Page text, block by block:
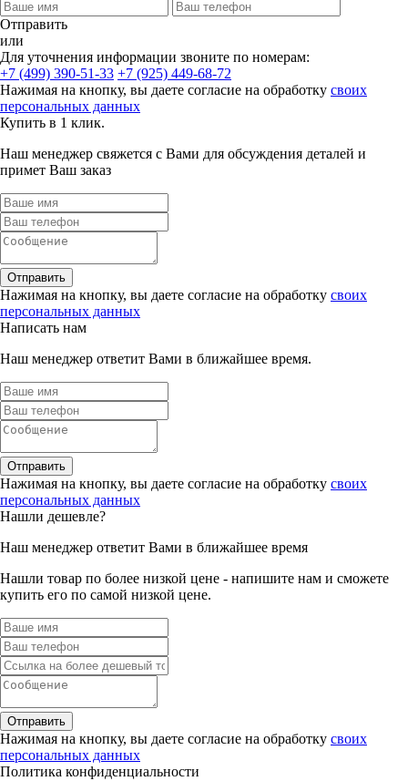
Отправить
или
Для уточнения информации звоните по номерам:
+7 (499) 390-51-33 +7 (925) 449-68-72
Нажимая на кнопку, вы даете согласие на обработку своих
персональных данных
Купить в 1 клик.
Наш менеджер свяжется с Вами для обсуждения деталей и
примет Ваш заказ
Отправить
Нажимая на кнопку, вы даете согласие на обработку своих
персональных данных
Написать нам
Наш менеджер ответит Вами в ближайшее время.
Отправить
Нажимая на кнопку, вы даете согласие на обработку своих
персональных данных
Нашли дешевле?
Наш менеджер ответит Вами в ближайшее время
Нашли товар по более низкой цене - напишите нам и сможете
купить его по самой низкой цене.
Отправить
Нажимая на кнопку, вы даете согласие на обработку своих
персональных данных
Политика конфиденциальности